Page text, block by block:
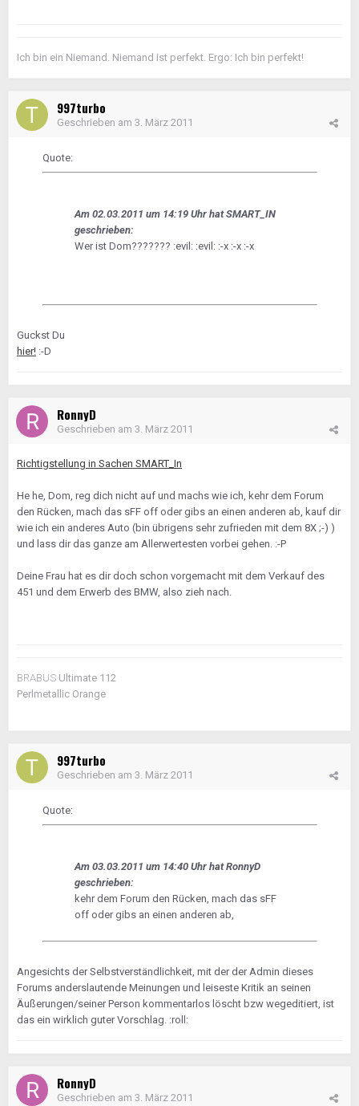
Ich bin ein Niemand. Niemand ist perfekt. Ergo: Ich bin perfekt!
997turbo
Geschrieben am 3. März 2011
Quote:
Am 02.03.2011 um 14:19 Uhr hat SMART_IN
geschrieben:
Wer ist Dom??????? :evil: :evil: :-x :-x :-x
Guckst Du
hier! :-D
RonnyD
Geschrieben am 3. März 2011
Richtigstellung in Sachen SMART_In
He he, Dom, reg dich nicht auf und machs wie ich, kehr dem Forum
den Rücken, mach das sFF off oder gibs an einen anderen ab, kauf dir
wie ich ein anderes Auto (bin übrigens sehr zufrieden mit dem 8X ;-) )
und lass dir das ganze am Allerwertesten vorbei gehen. :-P
Deine Frau hat es dir doch schon vorgemacht mit dem Verkauf des
451 und dem Erwerb des BMW, also zieh nach.
BRABUS Ultimate 112
Perlmetallic Orange
997turbo
Geschrieben am 3. März 2011
Quote:
Am 03.03.2011 um 14:40 Uhr hat RonnyD
geschrieben:
kehr dem Forum den Rücken, mach das sFF
off oder gibs an einen anderen ab,
Angesichts der Selbstverständlichkeit, mit der der Admin dieses
Forums anderslautende Meinungen und leiseste Kritik an seinen
Äußerungen/seiner Person kommentarlos löscht bzw wegeditiert, ist
das ein wirklich guter Vorschlag. :roll:
RonnyD
Geschrieben am 3. März 2011